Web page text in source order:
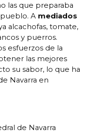
las que preparaba
A mediados
alcachofas, tomate,
y puerros.
esfuerzos de la
las mejores
su sabor, lo que ha
Navarra en
de Navarra